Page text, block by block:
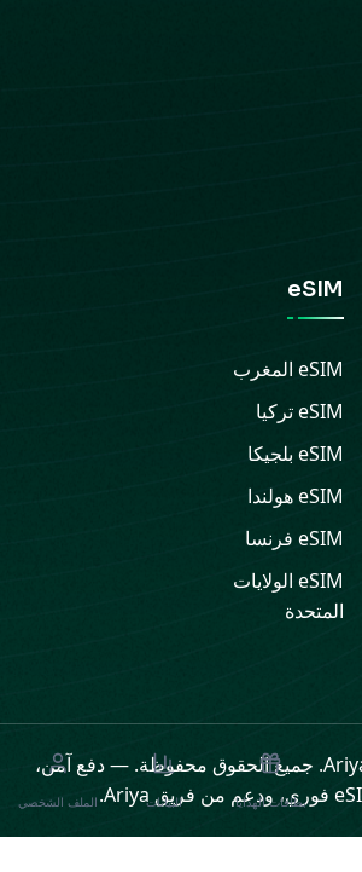
eSIM
eSIM المغرب
eSIMتركيا
eSIM بلجيكا
eSIMهولندا
eSIM فرنسا
eSIM الولايات
المتحدة
—دفع آمن،
بطاقات الهدايا البيانات الملف الشخصي